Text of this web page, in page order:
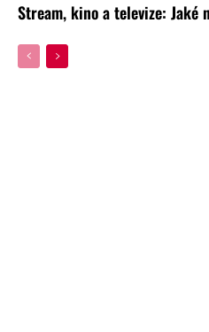
Stream, kino a televize: Jaké